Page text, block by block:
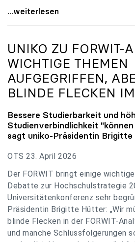
uniko zu Budgetverhandlungen:
...weiterlesen
UNIKO ZU FORWIT-
WICHTIGE THEMEN
AUFGEGRIFFEN,
BLINDE FLECKEN
Bessere Studierbarkeit und
Studienverbindlichkeit
sagt uniko-Präsidentin
OTS 23. April 2026
Der FORWIT bringt einige
Debatte zur Hochschulstrategie
Universitätenkonferenz sehr
Präsidentin Brigitte Hütter: „Wir
blinde Flecken in der FORWIT-
und manche Schlussfolgerungen